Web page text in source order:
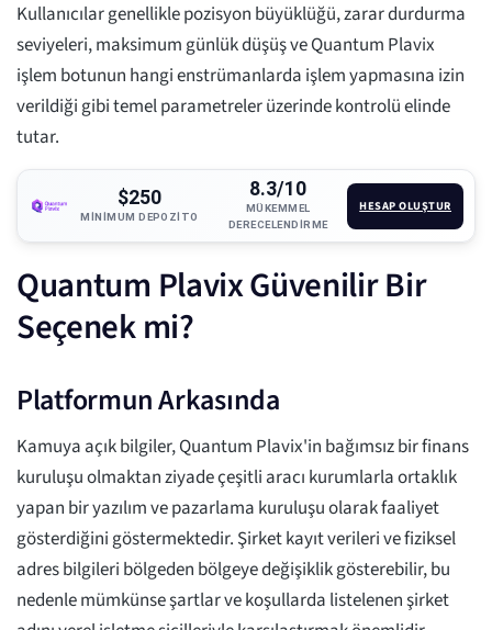
Kullanıcılar genellikle pozisyon büyüklüğü, zarar durdurma
seviyeleri, maksimum günlük düşüş ve Quantum Plavix
işlem botunun hangi enstrümanlarda işlem yapmasına izin
verildiği gibi temel parametreler üzerinde kontrolü elinde
tutar.
$250
MINIMUM DEPOZITO
8.3/10
MÜKEMMEL
DERECELENDIRME
HESAP OLUŞTUR
Quantum Plavix Güvenilir Bir
Seçenek mi?
Platformun Arkasında
Kamuya açık bilgiler, Quantum Plavix'in bağımsız bir finans
kuruluşu olmaktan ziyade çeşitli aracı kurumlarla ortaklık
yapan bir yazılım ve pazarlama kuruluşu olarak faaliyet
gösterdiğini göstermektedir. Şirket kayıt verileri ve fiziksel
adres bilgileri bölgeden bölgeye değişiklik gösterebilir, bu
nedenle mümkünse şartlar ve koşullarda listelenen şirket